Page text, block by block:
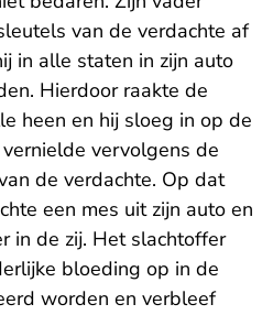
van de verdachte af
in alle staten in zijn auto
Hierdoor raakte de
heen en hij sloeg in op de
vervolgens de
de verdachte. Op dat
een mes uit zijn auto en
in de zij. Het slachtoffer
bloeding op in de
worden en verbleef